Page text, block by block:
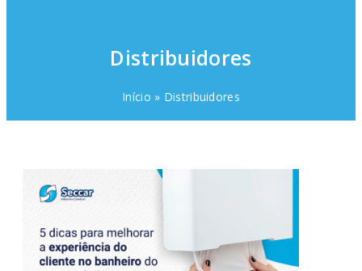
Distribuidores
Início » Distribuidores